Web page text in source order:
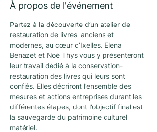
À propos de l'événement
Partez à la découverte d’un atelier de
restauration de livres, anciens et
modernes, au cœur d’Ixelles. Elena
Benazet et Noé Thys vous y présenteront
leur travail dédié à la conservation-
restauration des livres qui leurs sont
confiés. Elles décriront l’ensemble des
mesures et actions entreprises durant les
différentes étapes, dont l’objectif final est
la sauvegarde du patrimoine culturel
matériel.